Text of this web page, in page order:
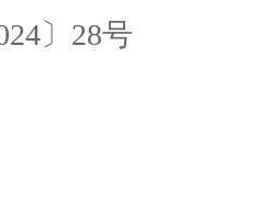
〕28号